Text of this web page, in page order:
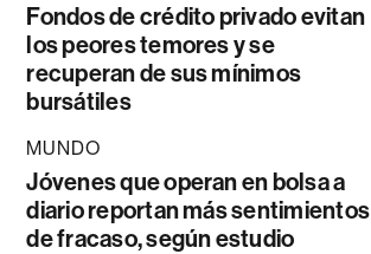
Fondos de crédito privado evitan
los peores temores y se
recuperan de sus mínimos
bursátiles
MUNDO
Jóvenes que operan en bolsa a
diario reportan más sentimientos
de fracaso, según estudio